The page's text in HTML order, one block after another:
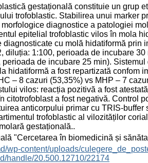
gestațională constituie un grup
trofoblastic. Stabilirea unui marker
diagnostice a patologiei
epitelial trofoblastic vilos în mola
diagnosticate cu molă hidatiformă prin
diluția: 1:100, perioada de incubare
de incubare 25 min).
hidatiformă a fost repartizată confom
– 8 cazuri (53,35%) vs MHP – 7
vilos: reacția pozitivă a fost
citotrofoblast a fost negativă. Control
anticorpului primar cu TRIS-
trofoblastic al vilozităților
gestațională..
"Cercetarea în biomedicină și
wp-content/uploads/
handle/20.500.12710/22174